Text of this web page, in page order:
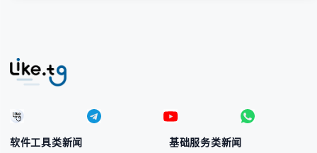
软件工具类新闻 基础服务类新闻